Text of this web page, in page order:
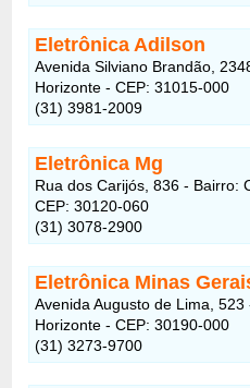
Eletrônica Adilson
Avenida Silviano Brandão,
Horizonte - CEP: 31015-000
(31) 3981-2009
Eletrônica Mg
Rua dos Carijós, 836 - Bairro:
CEP: 30120-060
(31) 3078-2900
Eletrônica Minas
Avenida Augusto de Lima,
Horizonte - CEP: 30190-000
(31) 3273-9700